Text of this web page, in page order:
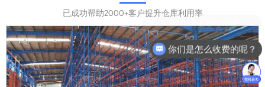
已成功帮助2000+客户提升仓库利用率
你们是怎么收费的呢？